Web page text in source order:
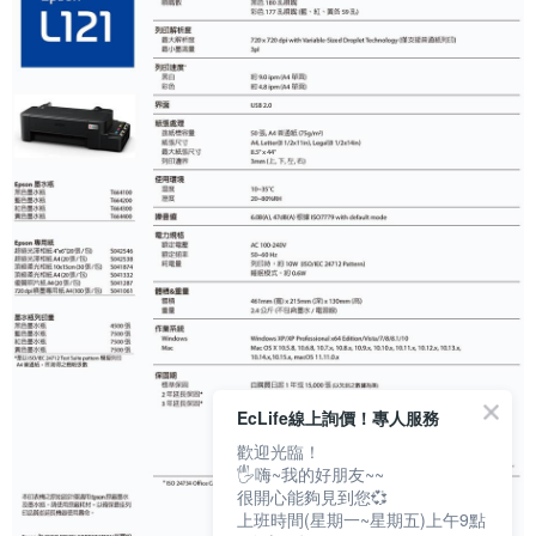
EcLife線上詢價！專人服務
歡迎光臨！
🖐嗨~我的好朋友~~
很開心能夠見到您💞
上班時間(星期一~星期五)上午9點